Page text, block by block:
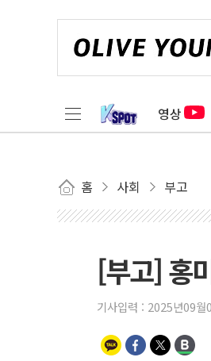
영상
홈 사회 부고
[부고] 홍
기사입력 : 2025년09월